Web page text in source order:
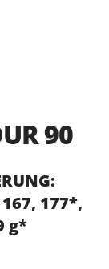
90
177*,
g*